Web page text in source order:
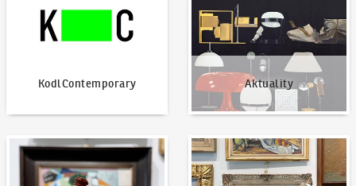
KodlContemporary Aktuality
Jak dražit? Nabídnout dílo